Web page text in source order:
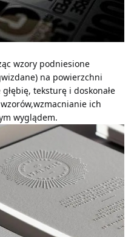
wzory podniesione
na powierzchni
teksturę i doskonałe
ich
wyglądem.